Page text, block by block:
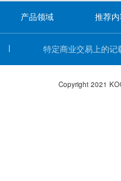
产品领域 推荐
特定商业交易上的记
Copyright 2021